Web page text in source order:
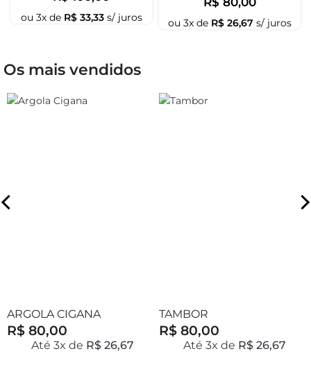
ou 3x de R$33,33s/ juros ou 3x de R$ 26,67 s/ juros
Os mais vendidos
ARGOLA CIGANA
R$ 80,00
Até 3x de R$ 26,67
TAMBOR
R$ 80,00
Até 3x de R$ 26,67